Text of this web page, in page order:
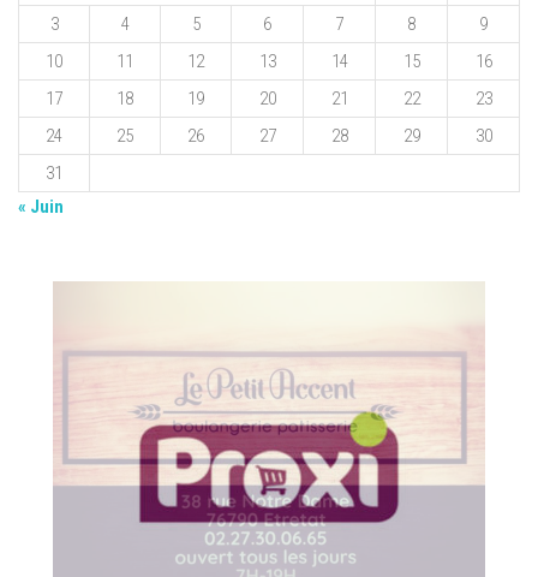
3
4 5 6 7 8
9
10
11 12 13 14 15
16
17
18 19 20 21 22
23
24
25 26 27 28 29
30
31
« Juin